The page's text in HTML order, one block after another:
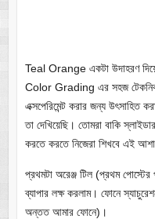
Teal Orange একটা উদাহরণ
Color Grading এর সহজ টেকনিক
এক্সপেরিমেন্ট করার জন্য উৎসাহিত
তা দেখিয়েছি। তোমরা বাকি
করতে করতে নিজেরা শিখবে এই
প্রথমটা অরেঞ্জ টিল (প্রথম
ব্যাপার লক্ষ করলাম। ফোনে
অন্তত আমার ফোনে)।